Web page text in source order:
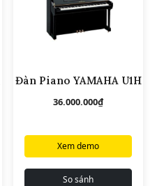
Đàn Piano YAMAHA U1H
36.000.000₫
Xem demo
So sánh